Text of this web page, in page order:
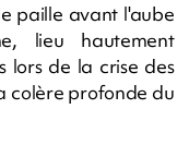
paille avant l'aube
lieu hautement
lors de la crise des
colère profonde du